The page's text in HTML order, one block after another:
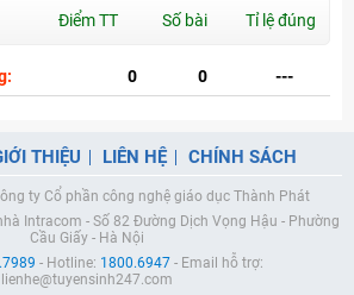
Điểm TT Số bài Tỉ lệ đúng
0 0 ---
THIỆU LIÊN HỆ CHÍNH SÁCH
ty Cổ phần công nghệ giáo dục Thành Phát
Intracom - Số 82 Đường Dịch Vọng Hậu - Phường
Cầu Giấy - Hà Nội
- Hotline: 1800.6947- Email hỗ trợ:
lienhe@tuyensinh247.com